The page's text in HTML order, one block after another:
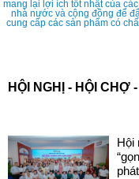
mang lại lợi ích tốt nhất của
nhà nước và cộng đồng để
cung cấp các sản phẩm có
HỘI NGHỊ - HỘI CHỢ
Hội